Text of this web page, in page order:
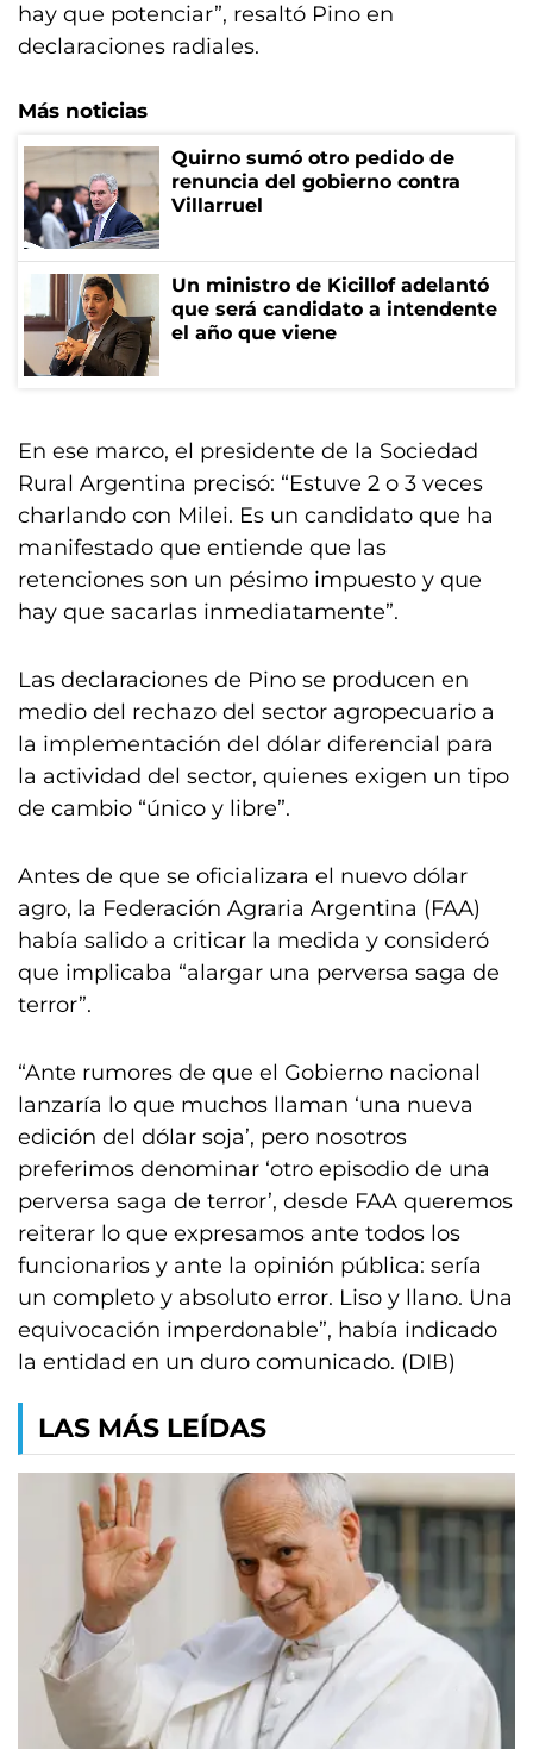
hay que potenciar”, resaltó Pino en
declaraciones radiales.
Más noticias
Quirno sumó otro pedido de
renuncia del gobierno contra
Villarruel
Un ministro de Kicillof adelantó
que será candidato a intendente
el año que viene
En ese marco, el presidente de la Sociedad
Rural Argentina precisó: “Estuve 2 o 3 veces
charlando con Milei. Es un candidato que ha
manifestado que entiende que las
retenciones son un pésimo impuesto y que
hay que sacarlas inmediatamente”.
Las declaraciones de Pino se producen en
medio del rechazo del sector agropecuario a
la implementación del dólar diferencial para
la actividad del sector, quienes exigen un tipo
de cambio “único y libre”.
Antes de que se oficializara el nuevo dólar
agro, la Federación Agraria Argentina (FAA)
había salido a criticar la medida y consideró
que implicaba “alargar una perversa saga de
terror”.
“Ante rumores de que el Gobierno nacional
lanzaría lo que muchos llaman ‘una nueva
edición del dólar soja’, pero nosotros
preferimos denominar ‘otro episodio de una
perversa saga de terror’, desde FAA queremos
reiterar lo que expresamos ante todos los
funcionarios y ante la opinión pública: sería
un completo y absoluto error. Liso y llano. Una
equivocación imperdonable”, había indicado
la entidad en un duro comunicado. (DIB)
LAS MÁS LEÍDAS